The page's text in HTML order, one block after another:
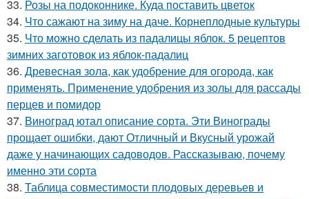
33. Розы на подоконнике. Куда поставить цветок
34. Что сажают на зиму на даче. Корнеплодные культуры
35. Что можно сделать из падалицы яблок. 5 рецептов
зимних заготовок из яблок-падалиц
36. Древесная зола, как удобрение для огорода, как
применять. Применение удобрения из золы для рассады
перцев и помидор
37. Виноград ютал описание сорта. Эти Винограды
прощает ошибки, дают Отличный и Вкусный урожай
даже у начинающих садоводов. Рассказываю, почему
именно эти сорта
38. Таблица совместимости плодовых деревьев и